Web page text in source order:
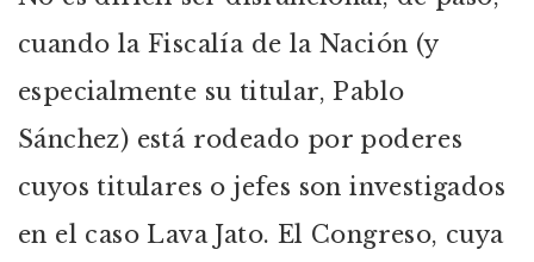
cuando la Fiscalía de la Nación (y
especialmente su titular, Pablo
Sánchez) está rodeado por poderes
cuyos titulares o jefes son investigados
en el caso Lava Jato. El Congreso, cuya